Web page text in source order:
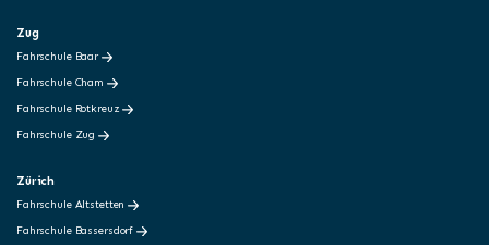
Zug
Fahrschule Baar
Fahrschule Cham
Fahrschule Rotkreuz
Fahrschule Zug
Zürich
Fahrschule Altstetten
Fahrschule Bassersdorf